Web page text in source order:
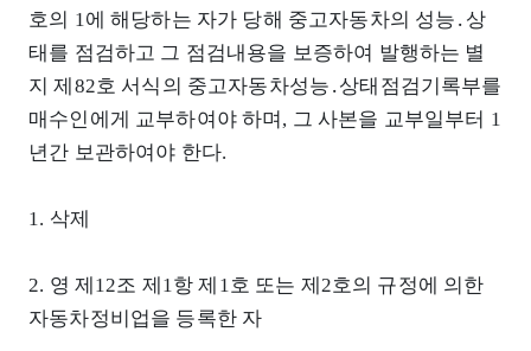
호의 1에 해당하는 자가 당해 중고자동차의 성능․상
태를 점검하고 그 점검내용을 보증하여 발행하는 별
지 제82호 서식의 중고자동차성능․상태점검기록부를
매수인에게 교부하여야 하며, 그 사본을 교부일부터 1
년간 보관하여야 한다.
1. 삭제
2. 영 제12조 제1항 제1호 또는 제2호의 규정에 의한
자동차정비업을 등록한 자